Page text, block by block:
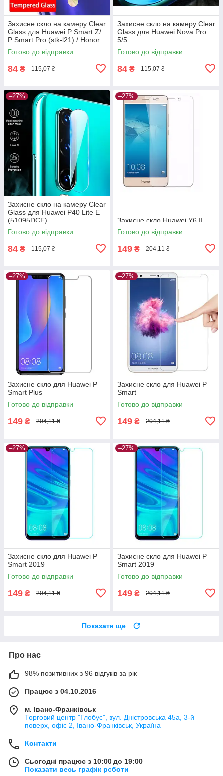
Захисне скло на камеру Clear
Glass для Huawei P Smart Z/
P Smart Pro (stk-l21) / Honor
9x
Готово до відправки
84 ₴ 115,07 ₴
Захисне скло на камеру Clear
Glass для Huawei Nova Pro
5/5
Готово до відправки
84 ₴ 115,07 ₴
–27%
Захисне скло на камеру Clear
Glass для Huawei P40 Lite E
(51095DCE)
Готово до відправки
84 ₴ 115,07 ₴
–27%
Захисне скло Huawei Y6 II
Готово до відправки
149 ₴ 204,11 ₴
–27%
Захисне скло для Huawei P
Smart Plus
Готово до відправки
149 ₴ 204,11 ₴
–27%
Захисне скло для Huawei P
Smart
Готово до відправки
149 ₴ 204,11 ₴
–27%
Захисне скло для Huawei P
Smart 2019
Готово до відправки
149 ₴ 204,11 ₴
–27%
Захисне скло для Huawei P
Smart 2019
Готово до відправки
149 ₴ 204,11 ₴
Показати ще
Про нас
98% позитивних з 96 відгуків за рік
Працює з 04.10.2016
м. Івано-Франківськ
Торговий центр "Глобус", вул. Дністровська 45а, 3-й
поверх, офіс 2, Івано-Франківськ, Україна
Контакти
Сьогодні працює з 10:00 до 19:00
Показати весь графік роботи